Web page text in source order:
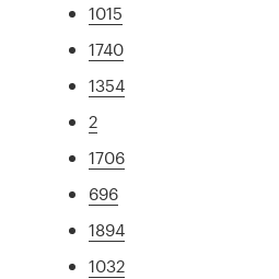
1015
1740
1354
2
1706
696
1894
1032